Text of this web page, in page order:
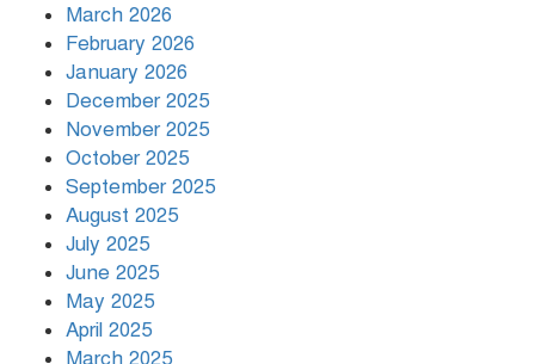
বৃষ্টি থামার নাম নেই, পথে পথে
March 2026
February 2026
January 2026
December 2025
November 2025
October 2025
September 2025
August 2025
July 2025
June 2025
May 2025
April 2025
March 2025